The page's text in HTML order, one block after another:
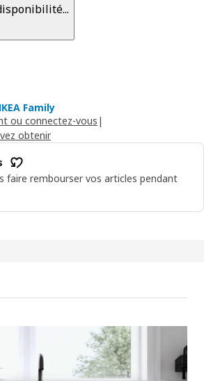
IKEA Family
ou connectez-vous |
obtenir
faire rembourser vos articles pendant
de l’armoire haute METOD,
2 portes/4 tiroirs, blanc Enköping/blanc